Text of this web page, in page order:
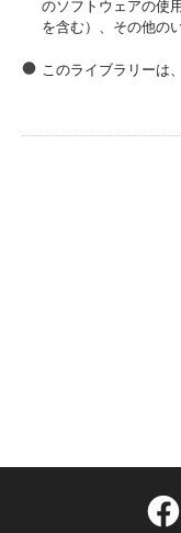
のソフトウェアの使
を含む）、その他の
このライブラリーは